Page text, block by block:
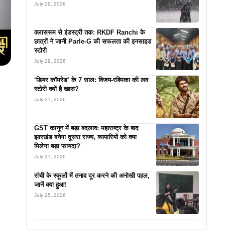
July 29, 2026
क्लासरूम से इंडस्ट्री तक: RKDF Ranchi के
छात्रों ने जानी Parle-G की सफलता की इनसाइड
स्टोरी
July 29, 2026
‘डियर कॉमरेड’ के 7 साल: विजय-रश्मिका की लव
स्टोरी क्यों है खास?
July 27, 2026
GST कानून में बड़ा बदलाव: महाराष्ट्र के बाद
झारखंड बनेगा दूसरा राज्य, व्यापारियों को क्या
मिलेगा बड़ा फायदा?
July 27, 2026
रांची के स्कूलों में तनाव दूर करने की अनोखी पहल,
जानें क्या हुआ!
July 25, 2026